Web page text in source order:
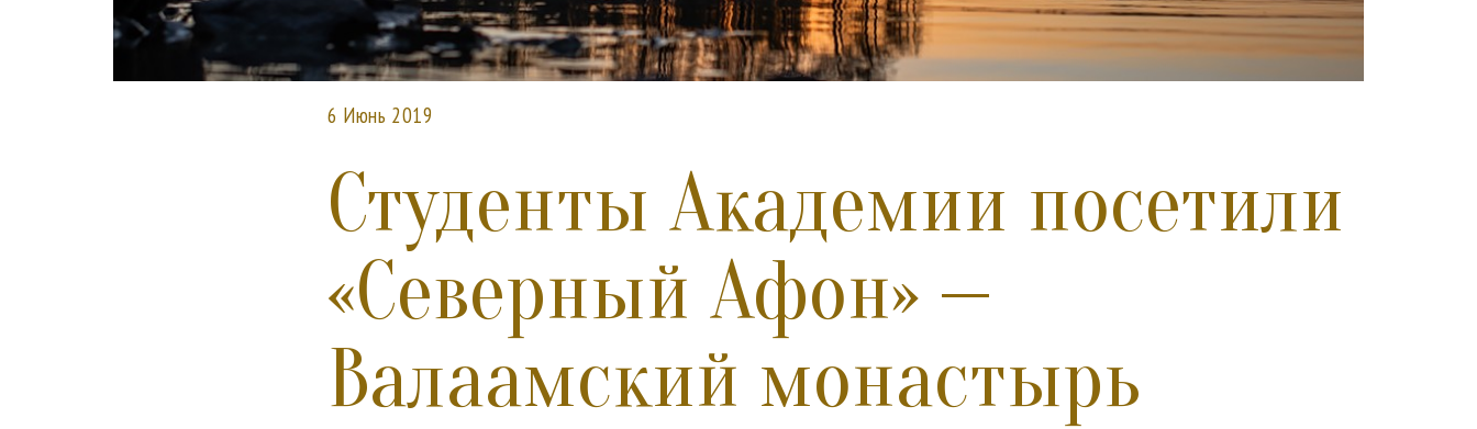
6 Июнь 2019
Студенты Академии посетили
«Северный Афон» —
Валаамский монастырь